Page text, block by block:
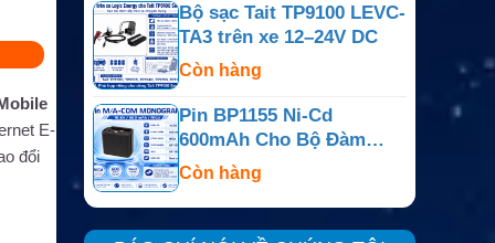
E-
đổi
Bộ sạc Tait TP9100 LEVC-
TA3 trên xe 12–24V DC
Còn hàng
Pin BP1155 Ni-Cd
600mAh Cho Bộ Đàm
M/A-COM Monogram
Còn hàng